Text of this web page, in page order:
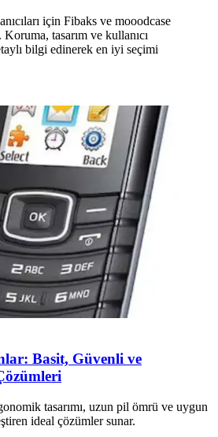
için Fibaks ve mooodcase
Koruma, tasarım ve kullanıcı
bilgi edinerek en iyi seçimi
Basit, Güvenli ve
tasarımı, uzun pil ömrü ve uygun
ideal çözümler sunar.